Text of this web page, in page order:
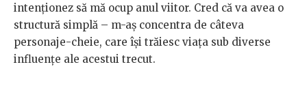
intenționez să mă ocup anul viitor. Cred că va avea o
structură simplă – m-aş concentra de câteva
personaje-cheie, care îşi trăiesc viaţa sub diverse
influenţe ale acestui trecut.